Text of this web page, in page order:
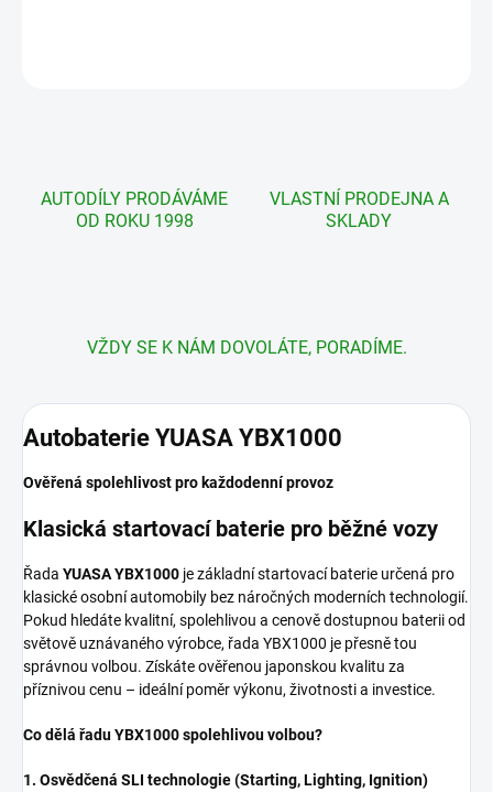
AUTODÍLY PRODÁVÁME
OD ROKU 1998
VLASTNÍ PRODEJNA A
SKLADY
VŽDY SE K NÁM DOVOLÁTE, PORADÍME.
Autobaterie YUASA YBX1000
Ověřená spolehlivost pro každodenní provoz
Klasická startovací baterie pro běžné vozy
Řada YUASA YBX1000 je základní startovací baterie určená pro
klasické osobní automobily bez náročných moderních technologií.
Pokud hledáte kvalitní, spolehlivou a cenově dostupnou baterii od
světově uznávaného výrobce, řada YBX1000 je přesně tou
správnou volbou. Získáte ověřenou japonskou kvalitu za
příznivou cenu – ideální poměr výkonu, životnosti a investice.
Co dělá řadu YBX1000 spolehlivou volbou?
1. Osvědčená SLI technologie (Starting, Lighting, Ignition)